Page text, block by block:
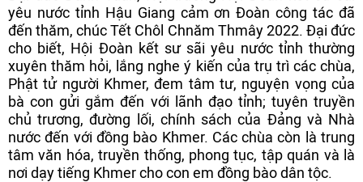
yêu nước tỉnh Hậu Giang cảm ơn Đoàn công tác đã
đến thăm, chúc Tết Chôl Chnăm Thmây 2022. Đại đức
cho biết, Hội Đoàn kết sư sãi yêu nước tỉnh thường
xuyên thăm hỏi, lắng nghe ý kiến của trụ trì các chùa,
Phật tử người Khmer, đem tâm tư, nguyện vọng của
bà con gửi gắm đến với lãnh đạo tỉnh; tuyên truyền
chủ trương, đường lối, chính sách của Đảng và Nhà
nước đến với đồng bào Khmer. Các chùa còn là trung
tâm văn hóa, truyền thống, phong tục, tập quán và là
nơi dạy tiếng Khmer cho con em đồng bào dân tộc.